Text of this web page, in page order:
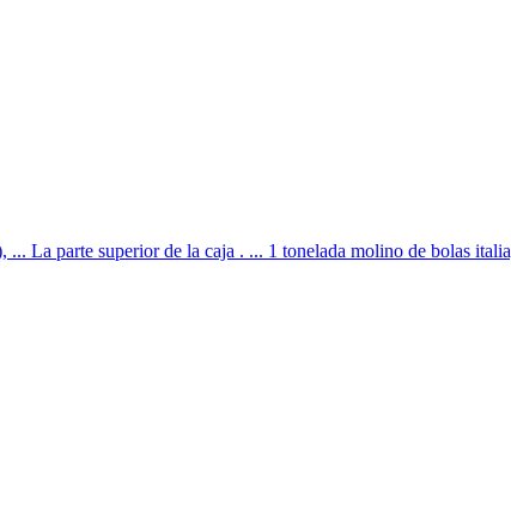
La parte superior de la caja . ... 1 tonelada molino de bolas